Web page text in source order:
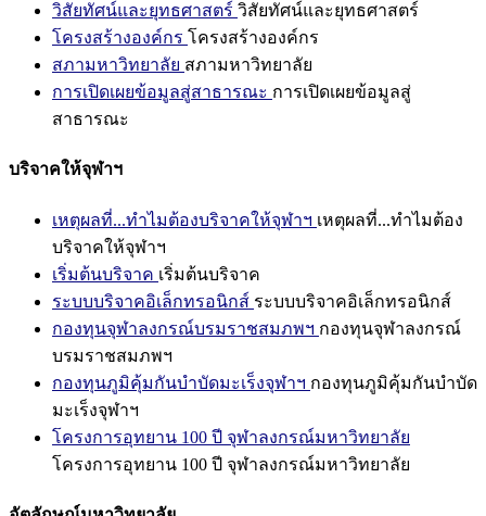
วิสัยทัศน์และยุทธศาสตร์ วิสัยทัศน์และยุทธศาสตร์
โครงสร้างองค์กร โครงสร้างองค์กร
สภามหาวิทยาลัย สภามหาวิทยาลัย
การเปิดเผยข้อมูลสู่สาธารณะ การเปิดเผยข้อมูลสู่
สาธารณะ
บริจาคให้จุฬาฯ
เหตุผลที่...ทำไมต้องบริจาคให้จุฬาฯ เหตุผลที่...ทำไมต้อง
บริจาคให้จุฬาฯ
เริ่มต้นบริจาค เริ่มต้นบริจาค
ระบบบริจาคอิเล็กทรอนิกส์ ระบบบริจาคอิเล็กทรอนิกส์
กองทุนจุฬาลงกรณ์บรมราชสมภพฯ กองทุนจุฬาลงกรณ์
บรมราชสมภพฯ
กองทุนภูมิคุ้มกันบำบัดมะเร็งจุฬาฯ กองทุนภูมิคุ้มกันบำบัด
มะเร็งจุฬาฯ
โครงการอุทยาน 100 ปี จุฬาลงกรณ์มหาวิทยาลัย
โครงการอุทยาน 100 ปี จุฬาลงกรณ์มหาวิทยาลัย